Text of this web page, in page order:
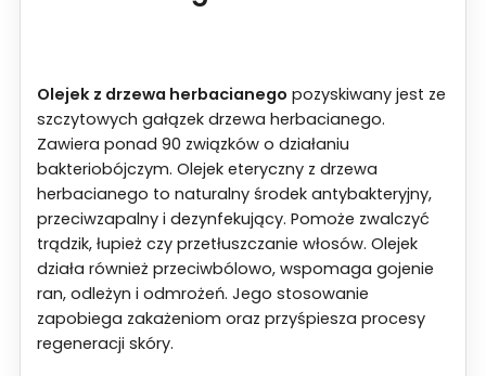
Olejek z drzewa herbacianego pozyskiwany jest ze
szczytowych gałązek drzewa herbacianego.
Zawiera ponad 90 związków o działaniu
bakteriobójczym. Olejek eteryczny z drzewa
herbacianego to naturalny środek antybakteryjny,
przeciwzapalny i dezynfekujący. Pomoże zwalczyć
trądzik, łupież czy przetłuszczanie włosów. Olejek
działa również przeciwbólowo, wspomaga gojenie
ran, odleżyn i odmrożeń. Jego stosowanie
zapobiega zakażeniom oraz przyśpiesza procesy
regeneracji skóry.